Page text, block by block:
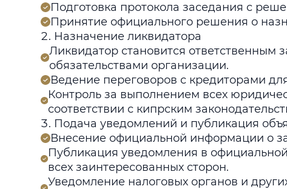
Подготовка протокола заседания с
Принятие официального решения о
Назначение ликвидатора
Ликвидатор становится ответственным
обязательствами организации.
Ведение переговоров с кредиторами
Контроль за выполнением всех
соответствии с кипрским
Подача уведомлений и публикация
Внесение официальной информации о
Публикация уведомления в
всех заинтересованных сторон.
Уведомление налоговых органов и